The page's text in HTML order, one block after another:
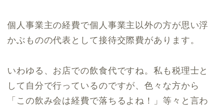
個人事業主の経費で個人事業主以外の方が思い浮
かぶものの代表として接待交際費があります。
いわゆる、お店での飲食代ですね。私も税理士と
して自分で行っているのですが、色々な方から
「この飲み会は経費で落ちるよね！」等々と言わ